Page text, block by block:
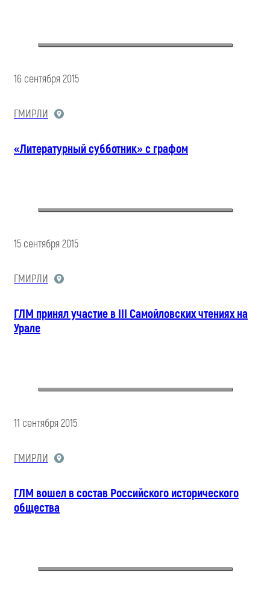
16 сентября 2015
ГМИРЛИ
«Литературный субботник» с графом
15 сентября 2015
ГМИРЛИ
ГЛМ принял участие в III Cамойловских чтениях на
Урале
11 сентября 2015
ГМИРЛИ
ГЛМ вошел в состав Российского исторического
общества